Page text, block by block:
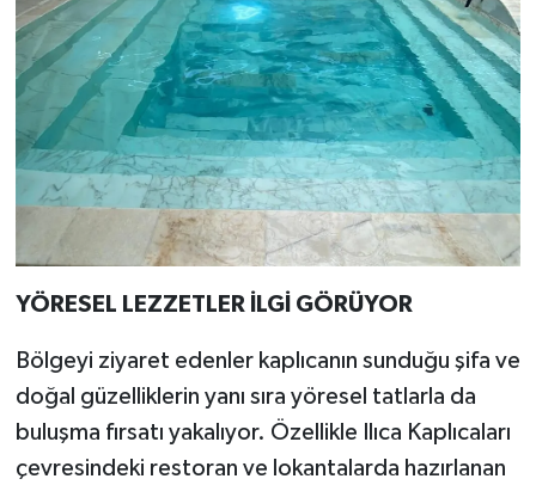
YÖRESEL LEZZETLER İLGİ GÖRÜYOR
Bölgeyi ziyaret edenler kaplıcanın sunduğu şifa ve
doğal güzelliklerin yanı sıra yöresel tatlarla da
buluşma fırsatı yakalıyor. Özellikle Ilıca Kaplıcaları
çevresindeki restoran ve lokantalarda hazırlanan